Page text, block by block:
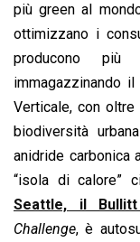
più green al
ottimizzano i
producono
immagazzinando
Verticale, con
biodiversità
anidride carbonica
“isola di calore”
Seattle, il
Challenge, è